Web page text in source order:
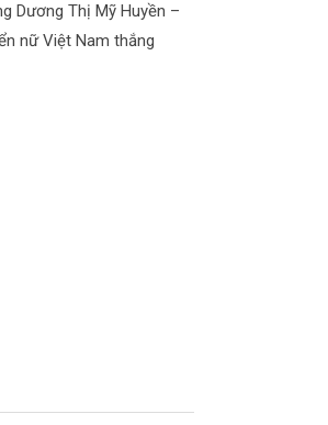
Dương Thị Mỹ Huyền –
nữ Việt Nam thắng